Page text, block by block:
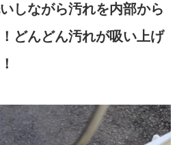
しながら汚れを内部から
どんどん汚れが吸い上げ